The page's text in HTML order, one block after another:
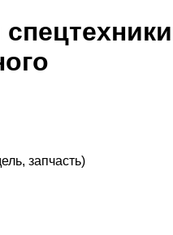
запчасть)